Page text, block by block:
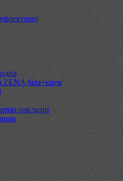
ZENA біла+крем
накладні